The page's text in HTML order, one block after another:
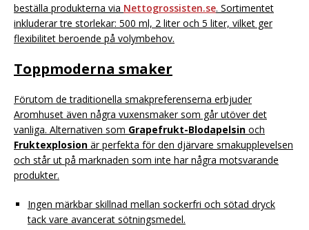
beställa produkterna via Nettogrossisten.se. Sortimentet
inkluderar tre storlekar: 500 ml, 2 liter och 5 liter, vilket ger
flexibilitet beroende på volymbehov.
Toppmoderna smaker
Förutom de traditionella smakpreferenserna erbjuder
Aromhuset även några vuxensmaker som går utöver det
vanliga. Alternativen som Grapefrukt-Blodapelsin och
Fruktexplosion är perfekta för den djärvare smakupplevelsen
och står ut på marknaden som inte har några motsvarande
produkter.
Ingen märkbar skillnad mellan sockerfri och sötad dryck
tack vare avancerat sötningsmedel.